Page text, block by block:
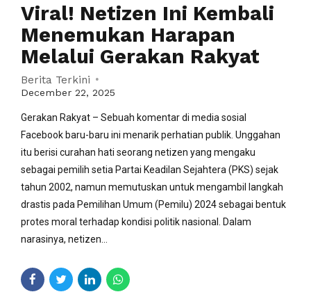
Viral! Netizen Ini Kembali
Menemukan Harapan
Melalui Gerakan Rakyat
Berita Terkini
December 22, 2025
Gerakan Rakyat – Sebuah komentar di media sosial
Facebook baru-baru ini menarik perhatian publik. Unggahan
itu berisi curahan hati seorang netizen yang mengaku
sebagai pemilih setia Partai Keadilan Sejahtera (PKS) sejak
tahun 2002, namun memutuskan untuk mengambil langkah
drastis pada Pemilihan Umum (Pemilu) 2024 sebagai bentuk
protes moral terhadap kondisi politik nasional. Dalam
narasinya, netizen...